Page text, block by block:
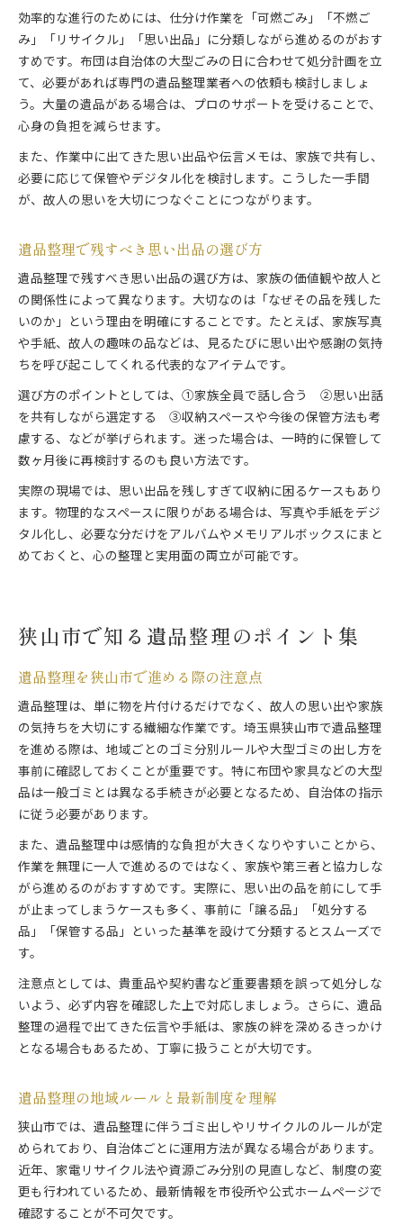
効率的な進行のためには、仕分け作業を「可燃ごみ」「不燃ご
み」「リサイクル」「思い出品」に分類しながら進めるのがおす
すめです。布団は自治体の大型ごみの日に合わせて処分計画を立
て、必要があれば専門の遺品整理業者への依頼も検討しましょ
う。大量の遺品がある場合は、プロのサポートを受けることで、
心身の負担を減らせます。
また、作業中に出てきた思い出品や伝言メモは、家族で共有し、
必要に応じて保管やデジタル化を検討します。こうした一手間
が、故人の思いを大切につなぐことにつながります。
遺品整理で残すべき思い出品の選び方
遺品整理で残すべき思い出品の選び方は、家族の価値観や故人と
の関係性によって異なります。大切なのは「なぜその品を残した
いのか」という理由を明確にすることです。たとえば、家族写真
や手紙、故人の趣味の品などは、見るたびに思い出や感謝の気持
ちを呼び起こしてくれる代表的なアイテムです。
選び方のポイントとしては、①家族全員で話し合う ②思い出話
を共有しながら選定する ③収納スペースや今後の保管方法も考
慮する、などが挙げられます。迷った場合は、一時的に保管して
数ヶ月後に再検討するのも良い方法です。
実際の現場では、思い出品を残しすぎて収納に困るケースもあり
ます。物理的なスペースに限りがある場合は、写真や手紙をデジ
タル化し、必要な分だけをアルバムやメモリアルボックスにまと
めておくと、心の整理と実用面の両立が可能です。
狭山市で知る遺品整理のポイント集
遺品整理を狭山市で進める際の注意点
遺品整理は、単に物を片付けるだけでなく、故人の思い出や家族
の気持ちを大切にする繊細な作業です。埼玉県狭山市で遺品整理
を進める際は、地域ごとのゴミ分別ルールや大型ゴミの出し方を
事前に確認しておくことが重要です。特に布団や家具などの大型
品は一般ゴミとは異なる手続きが必要となるため、自治体の指示
に従う必要があります。
また、遺品整理中は感情的な負担が大きくなりやすいことから、
作業を無理に一人で進めるのではなく、家族や第三者と協力しな
がら進めるのがおすすめです。実際に、思い出の品を前にして手
が止まってしまうケースも多く、事前に「譲る品」「処分する
品」「保管する品」といった基準を設けて分類するとスムーズで
す。
注意点としては、貴重品や契約書など重要書類を誤って処分しな
いよう、必ず内容を確認した上で対応しましょう。さらに、遺品
整理の過程で出てきた伝言や手紙は、家族の絆を深めるきっかけ
となる場合もあるため、丁寧に扱うことが大切です。
遺品整理の地域ルールと最新制度を理解
狭山市では、遺品整理に伴うゴミ出しやリサイクルのルールが定
められており、自治体ごとに運用方法が異なる場合があります。
近年、家電リサイクル法や資源ごみ分別の見直しなど、制度の変
更も行われているため、最新情報を市役所や公式ホームページで
確認することが不可欠です。